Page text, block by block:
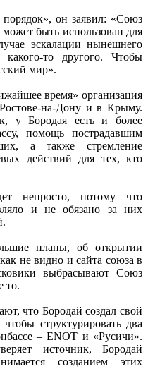
он заявил: «Союз
быть использован для
эскалации нынешнего
то другого. Чтобы
мир».
время» организация
на-Дону и в Крыму.
у Бородая есть и более
помощь пострадавшим
а также стремление
действий для тех, кто
непросто, потому что
и не обязано за них
планы, об открытии
не видно и сайта союза в
выбрасывают Союз
то.
что Бородай создал свой
структурировать два
– ENOT и «Русичи».
источник, Бородай
созданием этих